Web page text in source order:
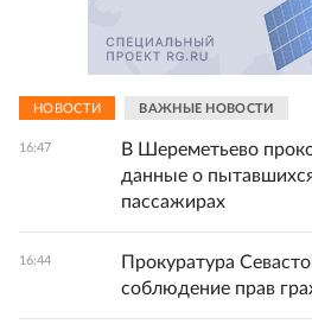
НОВОСТИ ВАЖНЫЕ НОВОСТИ
16:47
В Шереметьево
данные о
пассажирах
16:44
Прокуратура
соблюдение прав